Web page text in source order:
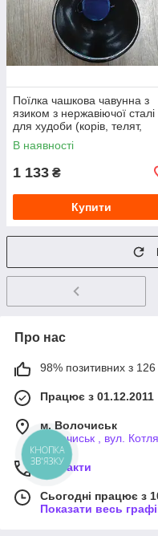
Поїлка чашкова чавунна з
язиком з нержавіючої сталі
для худоби (корів, телят,
коней, ВРХ)
В наявності
1 133 ₴
Купити
Про нас
98% позитивних з 126
Працює з 01.12.2011
м. Волочиськ
Волочиськ , вул.
Контакти
Сьогодні працює з
Показати весь
КНОПКА
ЗВ'ЯЗКУ